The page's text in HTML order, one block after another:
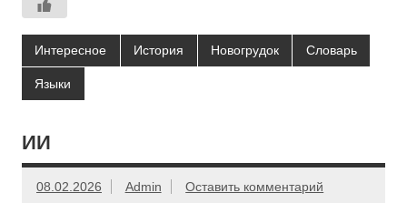
Интересное История Новогрудок Словарь
Языки
ИИ
08.02.2026 Admin Оставить комментарий